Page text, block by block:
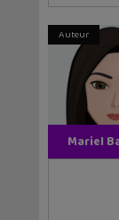
Auteur
Mariel